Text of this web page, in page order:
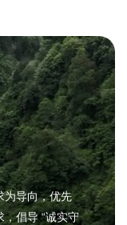
为导向，优先
倡导 “诚实守